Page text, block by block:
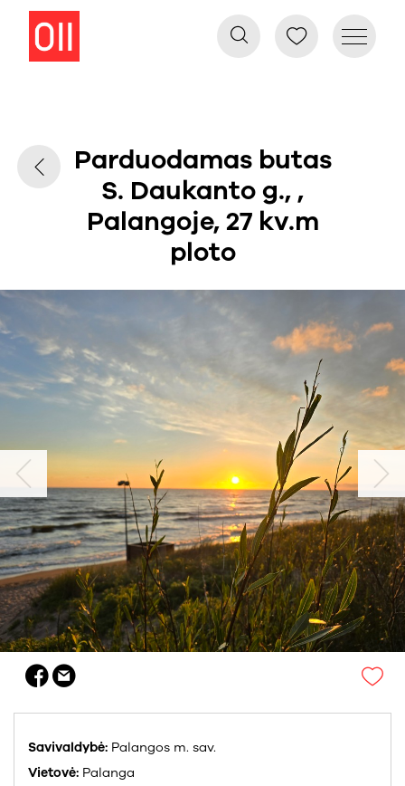
Parduodamas butas
S. Daukanto g., ,
Palangoje, 27 kv.m
ploto
Savivaldybė: Palangos m. sav.
Vietovė: Palanga